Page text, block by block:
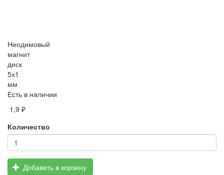
Неодимовый
магнит
диск
5х1
мм
Есть в наличии
1,9 ₽
Количество
Добавить в корзину